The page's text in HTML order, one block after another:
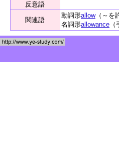
反意語
関連語
動詞形allow（～を
名詞形allowance